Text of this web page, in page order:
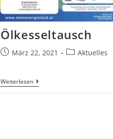
Ölkesseltausch
März 22, 2021 Aktuelles
Weiterlesen